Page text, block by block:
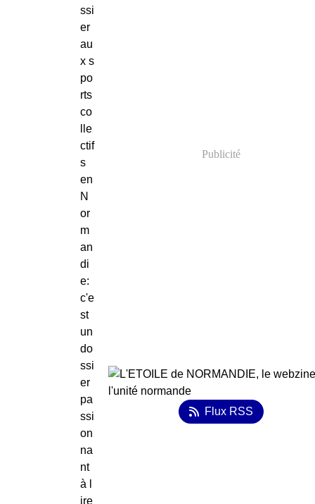
ssi
er
au
x s
po
rts
co
lle
ctif
s
en
N
or
m
an
di
e:
c'e
st
un
do
ssi
er
pa
ssi
on
na
nt
à l
ire
Publicité
Flux RSS